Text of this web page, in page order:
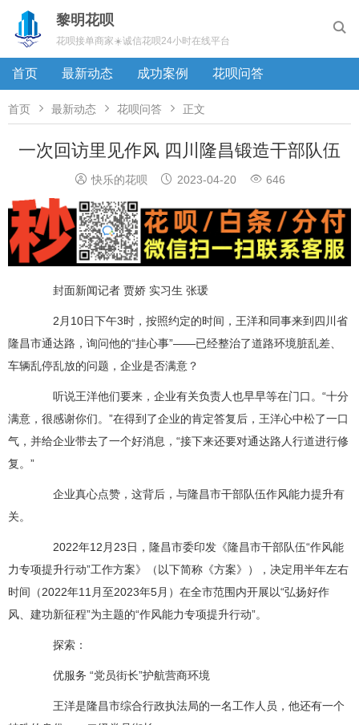

黎明花呗
花呗接单商家☀️诚信花呗24小时在线平台
首页 最新动态 成功案例 花呗问答
首页  最新动态  花呗问答  正文
一次回访里见作风 四川隆昌锻造干部队伍
 快乐的花呗  2023-04-20  646
封面新闻记者 贾娇 实习生 张瑗
2月10日下午3时，按照约定的时间，王洋和同事来到四川省
隆昌市通达路，询问他的“挂心事”——已经整治了道路环境脏乱差、
车辆乱停乱放的问题，企业是否满意？
听说王洋他们要来，企业有关负责人也早早等在门口。“十分
满意，很感谢你们。”在得到了企业的肯定答复后，王洋心中松了一口
气，并给企业带去了一个好消息，“接下来还要对通达路人行道进行修
复。”
企业真心点赞，这背后，与隆昌市干部队伍作风能力提升有
关。
2022年12月23日，隆昌市委印发《隆昌市干部队伍“作风能
力专项提升行动”工作方案》（以下简称《方案》），决定用半年左右
时间（2022年11月至2023年5月）在全市范围内开展以“弘扬好作
风、建功新征程”为主题的“作风能力专项提升行动”。
探索：
优服务 “党员街长”护航营商环境
王洋是隆昌市综合行政执法局的一名工作人员，他还有一个